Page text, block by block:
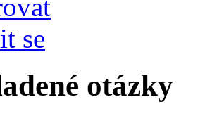
se
otázky